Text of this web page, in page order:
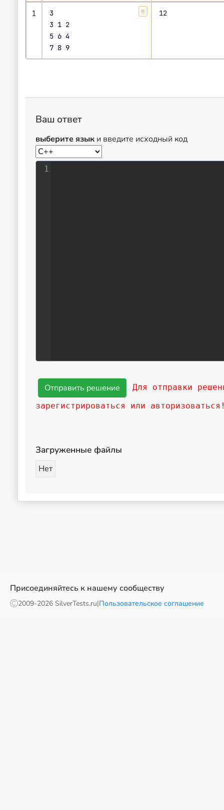
1
3
3 1 2
5 6 4
7 8 9
⎘ Копировать
12
Ваш ответ
выберите язык и введите исходный код
1
Для отправки
зарегистрироваться или
Загруженные файлы
Нет
Присоединяйтесь к нашему сообществу
2009-2026 SilverTests.ru|Пользовательское соглашение